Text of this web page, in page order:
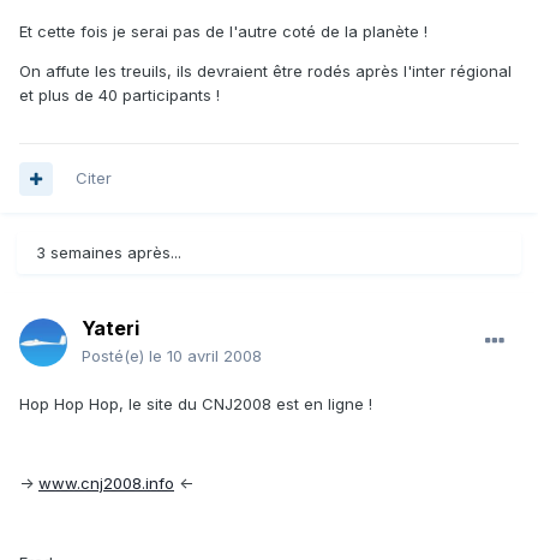
Et cette fois je serai pas de l'autre coté de la planète !
On affute les treuils, ils devraient être rodés après l'inter régional
et plus de 40 participants !
Citer
3 semaines après...
Yateri
Posté(e) le 10 avril 2008
Hop Hop Hop, le site du CNJ2008 est en ligne !
-> www.cnj2008.info <-